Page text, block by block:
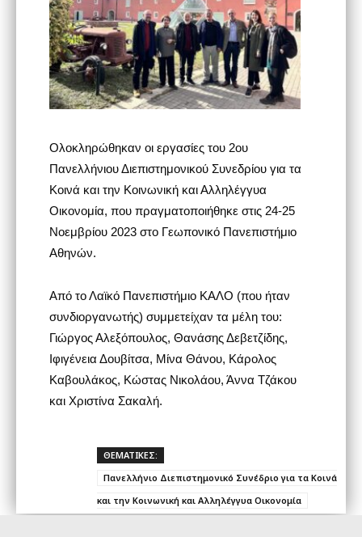
Ολοκληρώθηκαν οι εργασίες του 2ου
Πανελλήνιου Διεπιστημονικού Συνεδρίου για τα
Κοινά και την Κοινωνική και Αλληλέγγυα
Οικονομία, που πραγματοποιήθηκε στις 24-25
Νοεμβρίου 2023 στο Γεωπονικό Πανεπιστήμιο
Αθηνών.
Από το Λαϊκό Πανεπιστήμιο ΚΑΛΟ (που ήταν
συνδιοργανωτής) συμμετείχαν τα μέλη του:
Γιώργος Αλεξόπουλος, Θανάσης Δεβετζίδης,
Ιφιγένεια Δουβίτσα, Μίνα Θάνου, Κάρολος
Καβουλάκος, Κώστας Νικολάου, Άννα Τζάκου
και Χριστίνα Σακαλή.
ΘΕΜΑΤΙΚΕΣ:
Πανελλήνιο Διεπιστημονικό Συνέδριο για τα Κοινά
και την Κοινωνική και Αλληλέγγυα Οικονομία